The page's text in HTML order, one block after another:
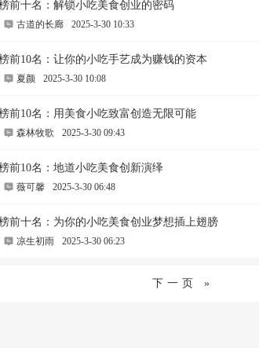
前十名：解锁小吃美食创业的密码
古道的长廊 2025-3-30 10:33
前10名：让你的小吃手艺成为赚钱的资本
夏颜 2025-3-30 10:08
前10名：用美食小吃致富创造无限可能
森林牧歌 2025-3-30 09:43
前10名：地道小吃美食创新演绎
薇可馨 2025-3-30 06:48
前十名：为你的小吃美食创业梦想插上翅膀
凉生初雨 2025-3-30 06:23
下一页 »